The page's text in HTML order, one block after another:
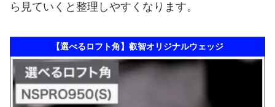
ら見ていくと整理しやすくなります。
【選べるロフト角】叡智オリジナルウェッジ